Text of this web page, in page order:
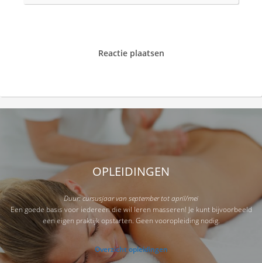
Reactie plaatsen
OPLEIDINGEN
Duur: cursusjaar van september tot april/mei
Een goede basis voor iedereen die wil leren masseren! Je kunt bijvoorbeeld
een eigen praktijk opstarten. Geen vooropleiding nodig.
Overzicht opleidingen